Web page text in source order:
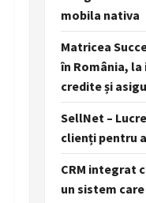
mobila nativa
Matricea
în România,
credite și
SellNet –
clienți pentru
CRM integrat
un sistem